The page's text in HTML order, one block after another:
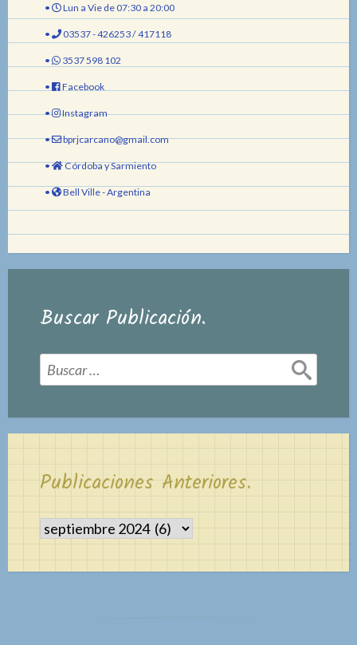
• Lun a Vie de 07:30 a 20:00
• 03537 - 426253 / 417118
• 3537 598 102
• Facebook
• Instagram
• bprjcarcano@gmail.com
• Córdoba y Sarmiento
• Bell Ville - Argentina
Buscar Publicación.
Buscar:
Publicaciones Anteriores.
Publicaciones